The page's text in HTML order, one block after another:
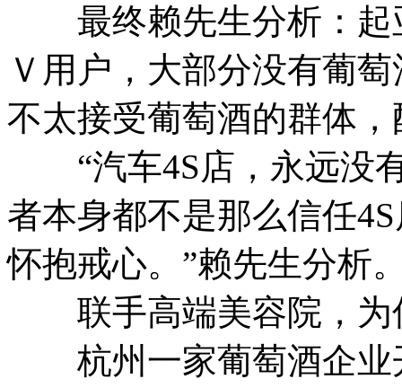
最终赖先生分析：起
Ｖ用户，大部分没有葡
不太接受葡萄酒的群体
“汽车4S店，永远没
者本身都不是那么信任
怀抱戒心。”赖先生分析
联手高端美容院，为
杭州一家葡萄酒企业